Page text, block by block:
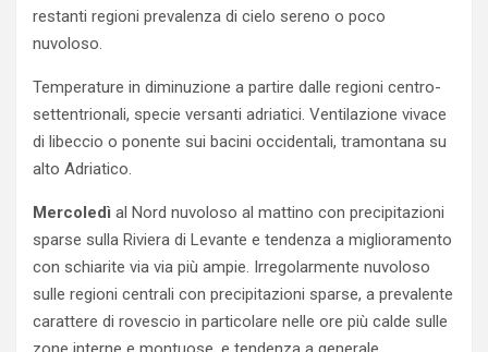
restanti regioni prevalenza di cielo sereno o poco
nuvoloso.
Temperature in diminuzione a partire dalle regioni centro-
settentrionali, specie versanti adriatici. Ventilazione vivace
di libeccio o ponente sui bacini occidentali, tramontana su
alto Adriatico.
Mercoledì al Nord nuvoloso al mattino con precipitazioni
sparse sulla Riviera di Levante e tendenza a miglioramento
con schiarite via via più ampie. Irregolarmente nuvoloso
sulle regioni centrali con precipitazioni sparse, a prevalente
carattere di rovescio in particolare nelle ore più calde sulle